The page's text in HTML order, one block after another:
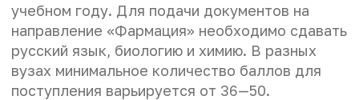
учебном году. Для подачи документов на
направление «Фармация» необходимо сдавать
русский язык, биологию и химию. В разных
вузах минимальное количество баллов для
поступления варьируется от 36—50.